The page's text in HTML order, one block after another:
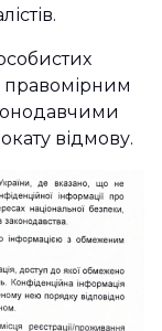
правомірним
відмову.